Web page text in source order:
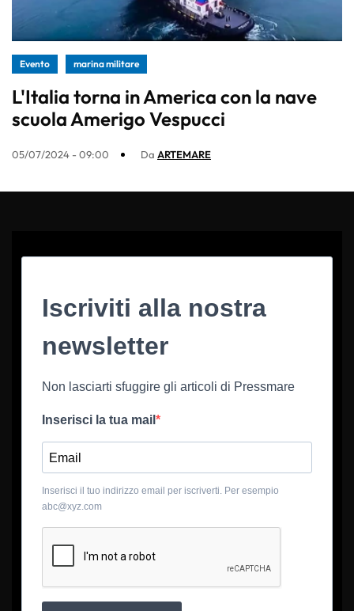
Evento marina militare
L'Italia torna in America con la nave
scuola Amerigo Vespucci
05/07/2024 - 09:00 Da ARTEMARE
Iscriviti alla nostra
newsletter
Non lasciarti sfuggire gli articoli di Pressmare
Inserisci la tua mail
Inserisci il tuo indirizzo email per iscriverti. Per esempio
abc@xyz.com